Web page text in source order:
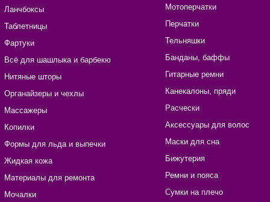
Ланчбоксы
Таблетницы
Фартуки
Всё для шашлыка и барбекю
Нитяные шторы
Органайзеры и чехлы
Массажеры
Копилки
Формы для льда и выпечки
Жидкая кожа
Материалы для ремонта
Мочалки
Мотоперчатки
Перчатки
Тельняшки
Банданы, баффы
Гитарные ремни
Канекалоны, пряди
Расчески
Аксессуары для волос
Маски для сна
Бижутерия
Ремни и пояса
Сумки на плечо